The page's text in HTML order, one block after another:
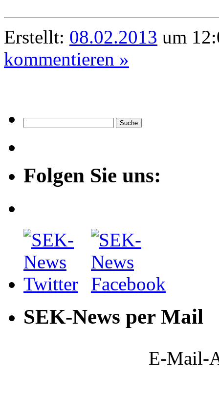
Erstellt: 08.02.2013 um
kommentieren »
Folgen Sie uns:
SEK-News per Mail
E-Mail-